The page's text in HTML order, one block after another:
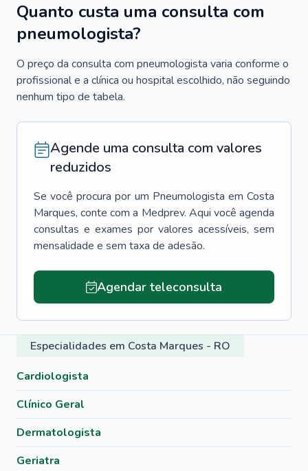
Quanto custa uma consulta com
pneumologista?
O preço da consulta com pneumologista varia conforme o
profissional e a clínica ou hospital escolhido, não seguindo
nenhum tipo de tabela.
Agende uma consulta com valores
reduzidos
Se você procura por um Pneumologista em Costa
Marques, conte com a Medprev. Aqui você agenda
consultas e exames por valores acessíveis, sem
mensalidade e sem taxa de adesão.
Agendar teleconsulta
Especialidades em Costa Marques - RO
Cardiologista
Clínico Geral
Dermatologista
Geriatra